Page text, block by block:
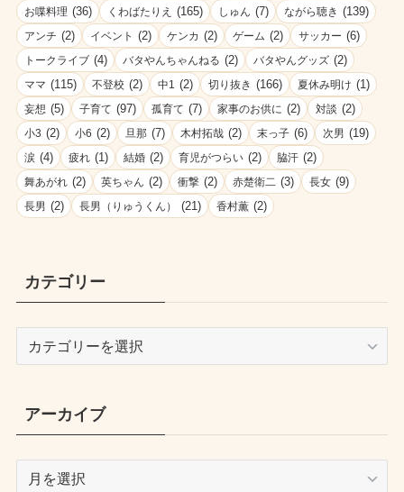
お喋料理 (36) くわばたりえ (165) しゅん (7) ながら聴き (139)
アンチ (2) イベント (2) ケンカ (2) ゲーム (2) サッカー (6)
トークライブ (4) バタやんちゃんねる (2) バタやんグッズ (2)
ママ (115) 不登校 (2) 中1 (2) 切り抜き (166) 夏休み明け (1)
妄想 (5) 子育て (97) 孤育て (7) 家事のお供に (2) 対談 (2)
小3 (2) 小6 (2) 旦那 (7) 木村拓哉 (2) 末っ子 (6) 次男 (19)
涙 (4) 疲れ (1) 結婚 (2) 育児がつらい (2) 脇汗 (2)
舞あがれ (2) 英ちゃん (2) 衝撃 (2) 赤楚衛二 (3) 長女 (9)
長男 (2) 長男（りゅうくん） (21) 香村薫 (2)
カテゴリー
リ
ー
アーカイブ